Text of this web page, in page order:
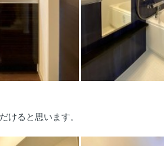
けると思います。